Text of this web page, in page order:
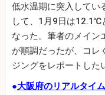
低水温期に突入して
して、1月9日は12.1℃
なった。筆者のメイン
が順調だったが、コレ
ジングをレポートした
●大阪府のリアルタイ